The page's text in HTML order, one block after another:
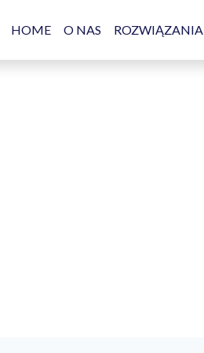
HOME O NAS ROZWIĄZANIA